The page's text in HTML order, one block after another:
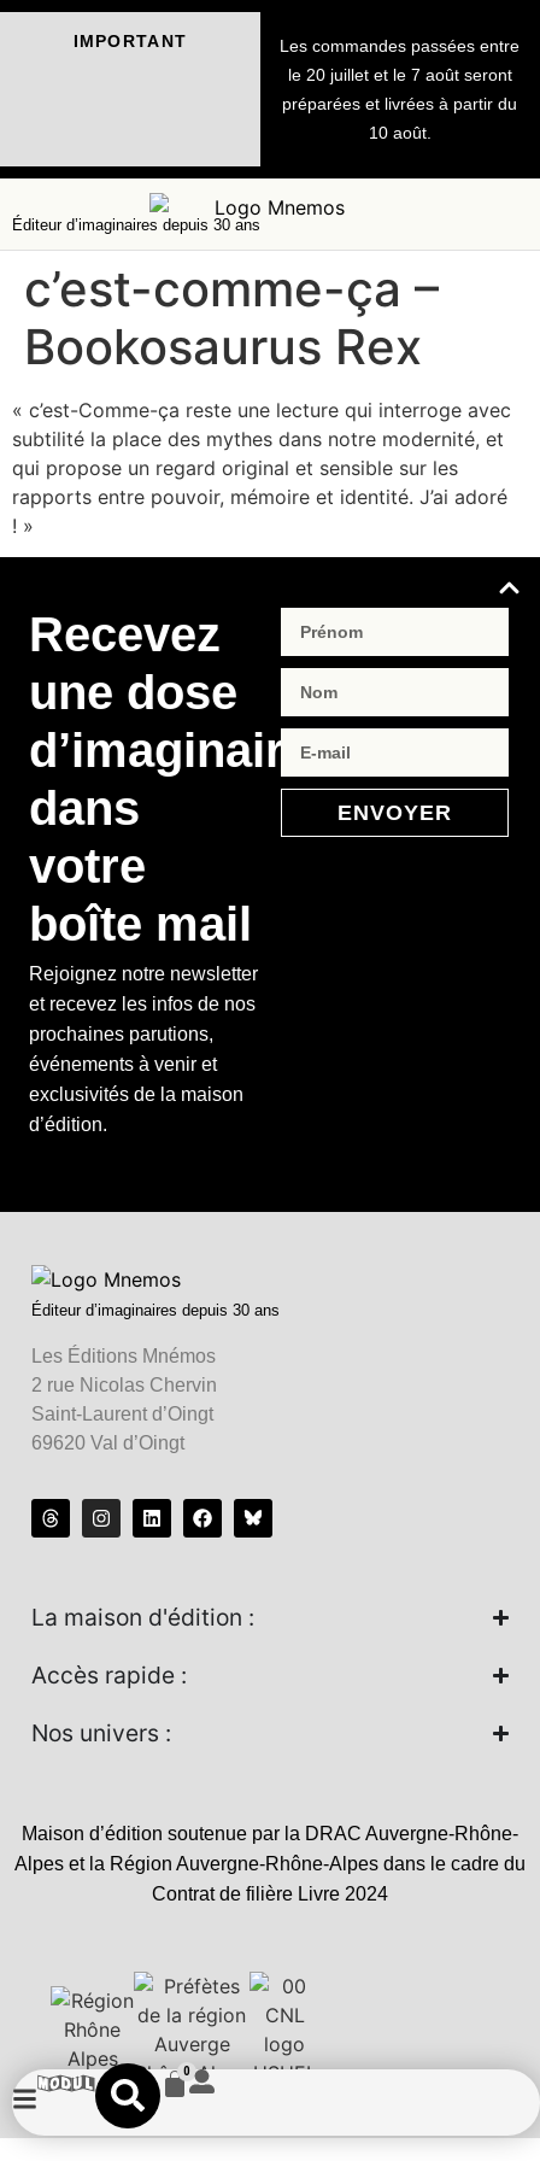
IMPORTANT
Les commandes passées entre
le 20 juillet et le 7 août seront
préparées et livrées à partir du
10 août.
Éditeur d’imaginaires depuis 30 ans
c’est-comme-ça –
Bookosaurus Rex
« c’est-Comme-ça reste une lecture qui interroge avec
subtilité la place des mythes dans notre modernité, et
qui propose un regard original et sensible sur les
rapports entre pouvoir, mémoire et identité. J’ai adoré
! »
Recevez
une dose
d’imaginaire
dans
votre
boîte mail
Rejoignez notre newsletter
et recevez les infos de nos
prochaines parutions,
événements à venir et
exclusivités de la maison
d’édition.
ENVOYER
Éditeur d’imaginaires depuis 30 ans
Les Éditions Mnémos
2 rue Nicolas Chervin
Saint-Laurent d’Oingt
69620 Val d’Oingt
La maison d'édition :
Accès rapide :
Nos univers :
Maison d’édition soutenue par la DRAC Auvergne-Rhône-
Alpes et la Région Auvergne-Rhône-Alpes dans le cadre du
Contrat de filière Livre 2024
0